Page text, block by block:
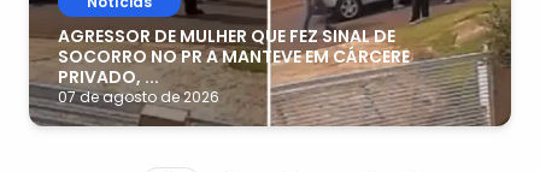
AGRESSOR DE MULHER QUE FEZ SINAL DE
SOCORRO NO PR A MANTEVE EM CÁRCERE
PRIVADO, ...
07 de agosto de 2026